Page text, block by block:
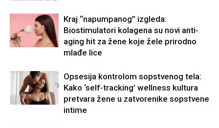
Kraj “napumpanog” izgleda:
Biostimulatori kolagena su novi anti-
aging hit za žene koje žele prirodno
mlađe lice
Opsesija kontrolom sopstvenog tela:
Kako ‘self-tracking’ wellness kultura
pretvara žene u zatvorenike sopstvene
intime